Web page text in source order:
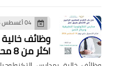
04 أغسطس 2026
وظائف
اكثر من 8 محافظات